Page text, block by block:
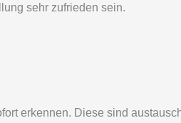
sehr zufrieden sein.
erkennen. Diese sind